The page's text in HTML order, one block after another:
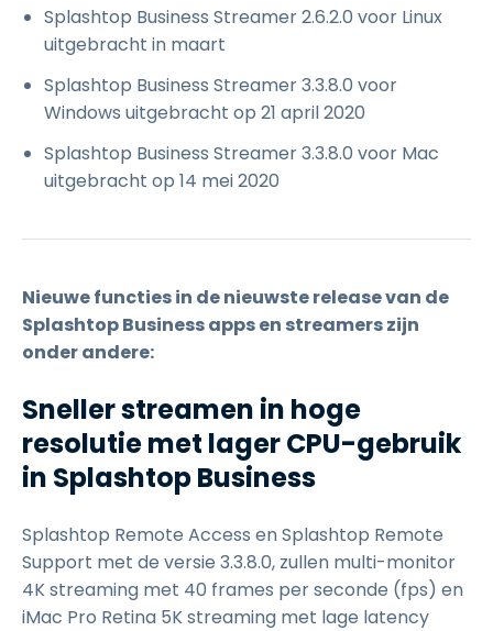
Splashtop Business Streamer 2.6.2.0 voor Linux
uitgebracht in maart
Splashtop Business Streamer 3.3.8.0 voor
Windows uitgebracht op 21 april 2020
Splashtop Business Streamer 3.3.8.0 voor Mac
uitgebracht op 14 mei 2020
Nieuwe functies in de nieuwste release van de
Splashtop Business apps en streamers zijn
onder andere:
Sneller streamen in hoge
resolutie met lager CPU-gebruik
in Splashtop Business
Splashtop Remote Access en Splashtop Remote
Support met de versie 3.3.8.0, zullen multi-monitor
4K streaming met 40 frames per seconde (fps) en
iMac Pro Retina 5K streaming met lage latency